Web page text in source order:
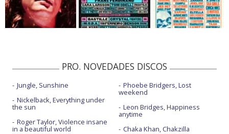
PRO. NOVEDADES DISCOS
Jungle, Sunshine
Nickelback, Everything under
the sun
Roger Taylor, Violence insane
in a beautiful world
Phoebe Bridgers, Lost
weekend
Leon Bridges, Happiness
anytime
Chaka Khan, Chakzilla